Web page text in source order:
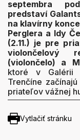
septembra
predstaví
na klavírny
Perglera a Idy
(2.11.) je pre
violončelový
(violončelo) a
ktoré v Galérii
Trenčíne
priateľov vážnej
Vytlačiť stránku